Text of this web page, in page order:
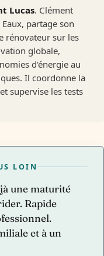
Lucas. Clément
partage son
rénovateur sur les
globale,
d'énergie au
Il coordonne la
supervise les tests
LOIN
une maturité
Rapide
et à un